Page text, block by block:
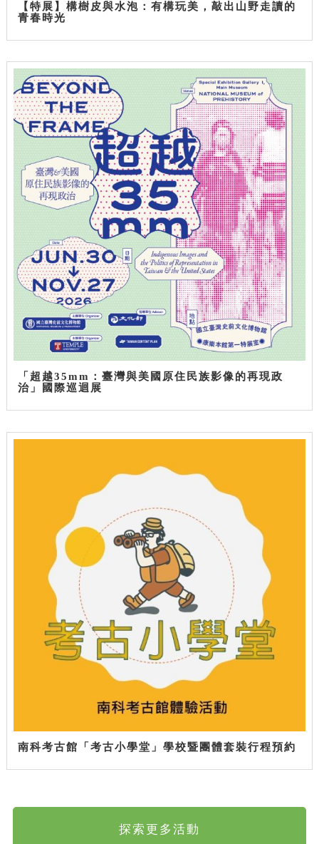
【特展】構樹皮與水泡：有構玩美，敲出山野走讀的
青春時光
「超越35mm：臺灣與美國原住民族影像的再現政
治」國際巡迴展
南科考古館「考古小學堂」學校暨團體套裝行程預約
探索更多活動